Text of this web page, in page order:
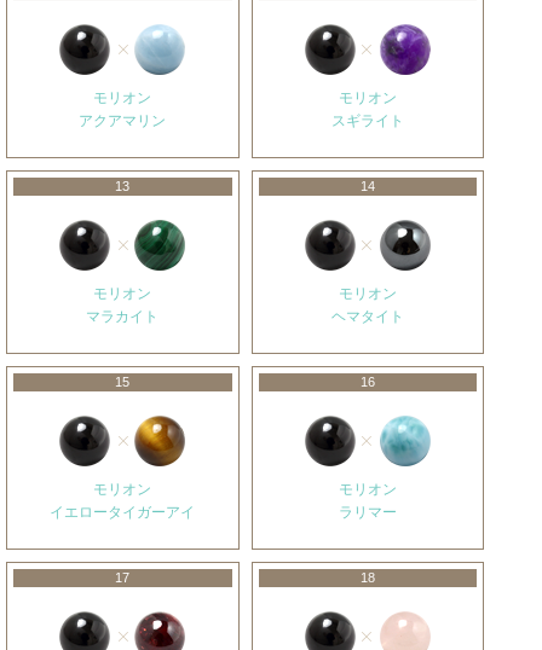
モリオン
アクアマリン
モリオン
スギライト
13
モリオン
マラカイト
14
モリオン
ヘマタイト
15
モリオン
イエロータイガーアイ
16
モリオン
ラリマー
17 18